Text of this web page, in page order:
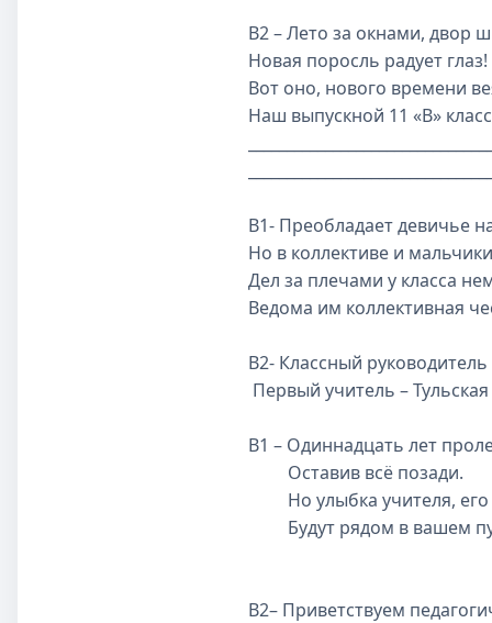
В2 – Лето за окнами, двор
Новая поросль радует глаз!
Вот оно, нового времени
Наш выпускной 11 «В»
В1- Преобладает девичье
Но в коллективе и
Дел за плечами у класса
Ведома им коллективная
В2- Классный
Первый учитель –
В1 – Одиннадцать лет
Оставив всё позади.
Но улыбка учителя, его
Будут рядом в вашем
В2– Приветствуем